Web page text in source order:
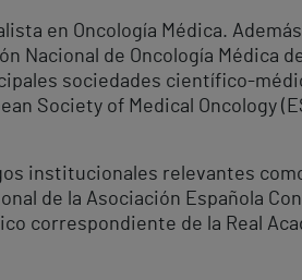
en Oncología Médica.
Nacional de Oncología Médica
sociedades científico-
Society of Medical Oncology
institucionales relevantes
de la Asociación Española
correspondiente de la Real